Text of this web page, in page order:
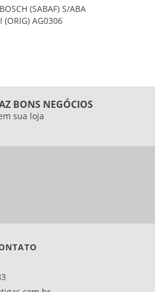
(SABAF) S/ABA
AG0306
BONS NEGÓCIOS
sua loja